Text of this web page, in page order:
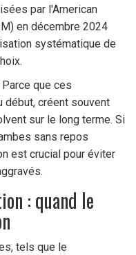
par l'American
en décembre 2024
systématique de
que ces
début, créent souvent
sur le long terme. Si
sans repos
est crucial pour éviter
: quand le
, tels que le